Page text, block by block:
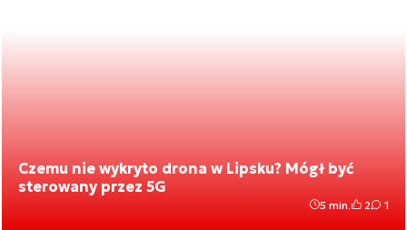
Czemu nie wykryto drona w Lipsku? Mógł być
sterowany przez 5G
5 min. 2 1